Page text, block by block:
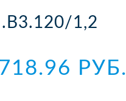
1,2
РУБ.